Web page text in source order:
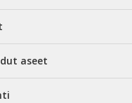
aseet